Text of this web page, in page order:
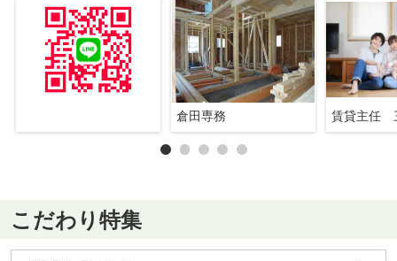
倉田専務 賃貸主任
こだわり特集